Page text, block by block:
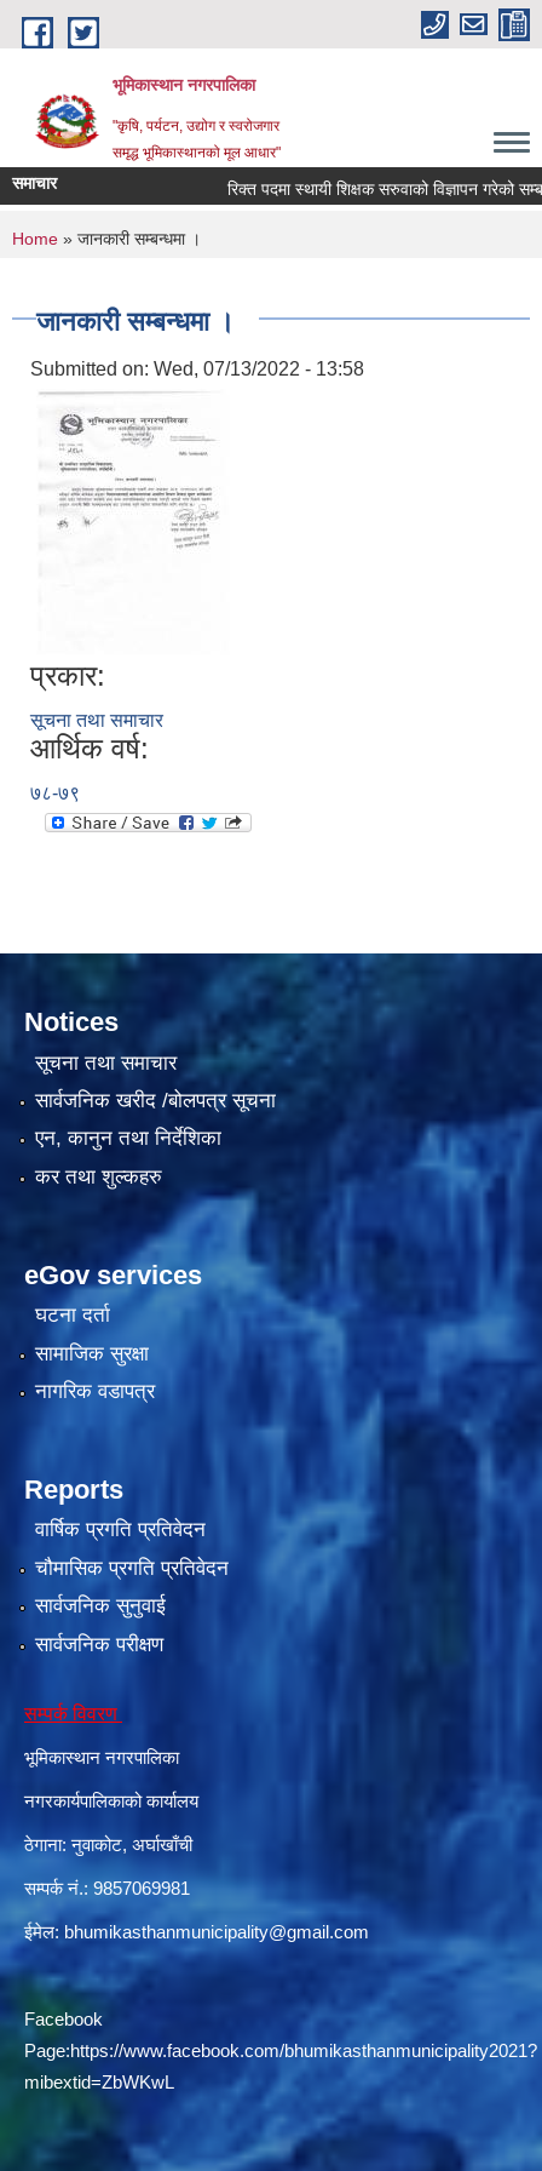
Skip to main content
भूमिकास्थान नगरपालिका
"कृषि, पर्यटन, उद्योग र स्वरोजगार
समृद्ध भूमिकास्थानको मूल आधार"
समाचार रिक्त पदमा स्थायी शिक्षक सरुवाको विज्ञापन गरेको
You are here
Home » जानकारी सम्बन्धमा ।
जानकारी सम्बन्धमा ।
Submitted on: Wed, 07/13/2022 - 13:58
प्रकार:
सूचना तथा समाचार
आर्थिक वर्ष:
७८-७९
Notices
सूचना तथा समाचार
सार्वजनिक खरीद /बोलपत्र सूचना
एन, कानुन तथा निर्देशिका
कर तथा शुल्कहरु
eGov services
घटना दर्ता
सामाजिक सुरक्षा
नागरिक वडापत्र
Reports
वार्षिक प्रगति प्रतिवेदन
चौमासिक प्रगति प्रतिवेदन
सार्वजनिक सुनुवाई
सार्वजनिक परीक्षण
सम्पर्क विवरण
भूमिकास्थान नगरपालिका
नगरकार्यपालिकाको कार्यालय
ठेगाना: नुवाकोट, अर्घाखाँची
सम्पर्क नं.: 9857069981
ईमेल: bhumikasthanmunicipality@gmail.com
Facebook
Page:https://www.facebook.com/bhumikasthanmunicipality2021?
mibextid=ZbWKwL